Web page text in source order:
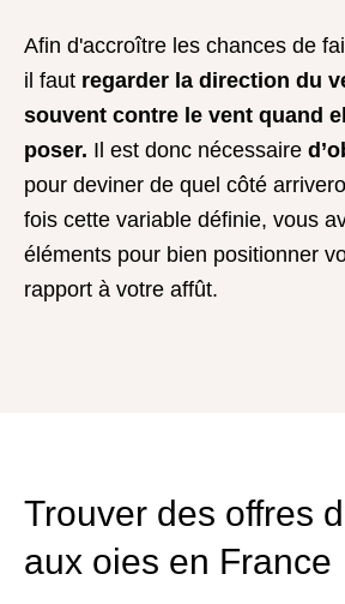
Afin d'accroître les chances de
il faut regarder la direction du
souvent contre le vent quand
poser. Il est donc nécessaire
pour deviner de quel côté
fois cette variable définie, vous
éléments pour bien positionner
rapport à votre affût.
Trouver des offres
aux oies en France